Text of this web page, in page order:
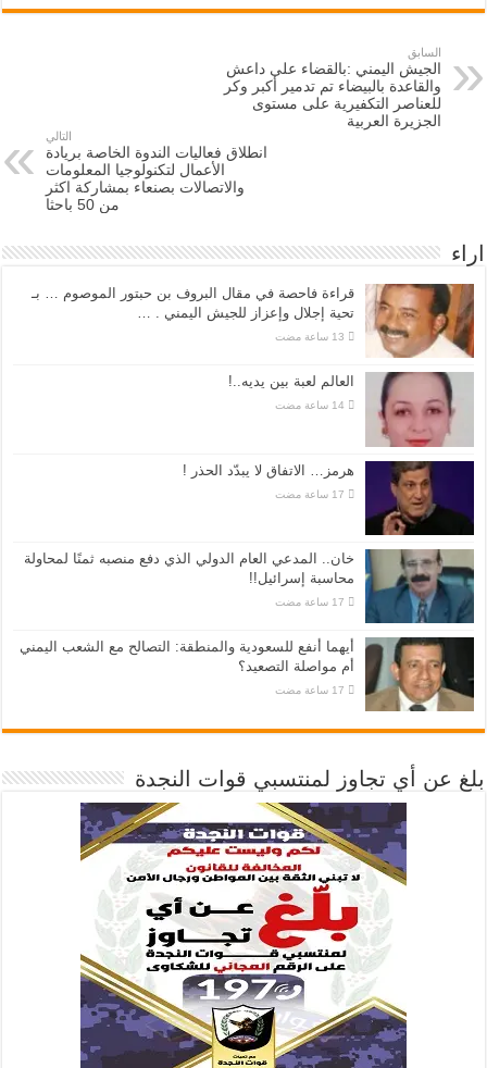
السابق
الجيش اليمني :بالقضاء على داعش
والقاعدة بالبيضاء تم تدمير أكبر وكر
للعناصر التكفيرية على مستوى
الجزيرة العربية
التالي
انطلاق فعاليات الندوة الخاصة بريادة
الأعمال لتكنولوجيا المعلومات
والاتصالات بصنعاء بمشاركة اكثر
من 50 باحثا
اراء
قراءة فاحصة في مقال البروف بن حبتور الموصوم … بـ
تحية إجلال وإعزاز للجيش اليمني . …
العالم لعبة بين يديه..!
هرمز… الاتفاق لا يبدّد الحذر !
خان.. المدعي العام الدولي الذي دفع منصبه ثمنًا لمحاولة
محاسبة إسرائيل!!
أيهما أنفع للسعودية والمنطقة: التصالح مع الشعب اليمني
أم مواصلة التصعيد؟
بلغ عن أي تجاوز لمنتسبي قوات النجدة